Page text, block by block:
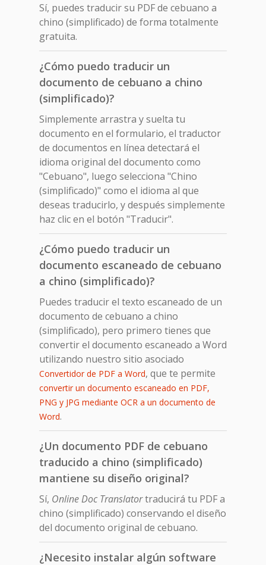
Sí, puedes traducir su PDF de cebuano a
chino (simplificado) de forma totalmente
gratuita.
¿Cómo puedo traducir un
documento de cebuano a chino
(simplificado)?
Simplemente arrastra y suelta tu
documento en el formulario, el traductor
de documentos en línea detectará el
idioma original del documento como
"Cebuano", luego selecciona "Chino
(simplificado)" como el idioma al que
deseas traducirlo, y después simplemente
haz clic en el botón "Traducir".
¿Cómo puedo traducir un
documento escaneado de cebuano
a chino (simplificado)?
Puedes traducir el texto escaneado de un
documento de cebuano a chino
(simplificado), pero primero tienes que
convertir el documento escaneado a Word
utilizando nuestro sitio asociado
Convertidor de PDF a Word, que te permite
convertir un documento escaneado en PDF,
PNG y JPG mediante OCR a un documento de
Word.
¿Un documento PDF de cebuano
traducido a chino (simplificado)
mantiene su diseño original?
Sí, Online Doc Translatortraducirá tu PDF a
chino (simplificado) conservando el diseño
del documento original de cebuano.
¿Necesito instalar algún software